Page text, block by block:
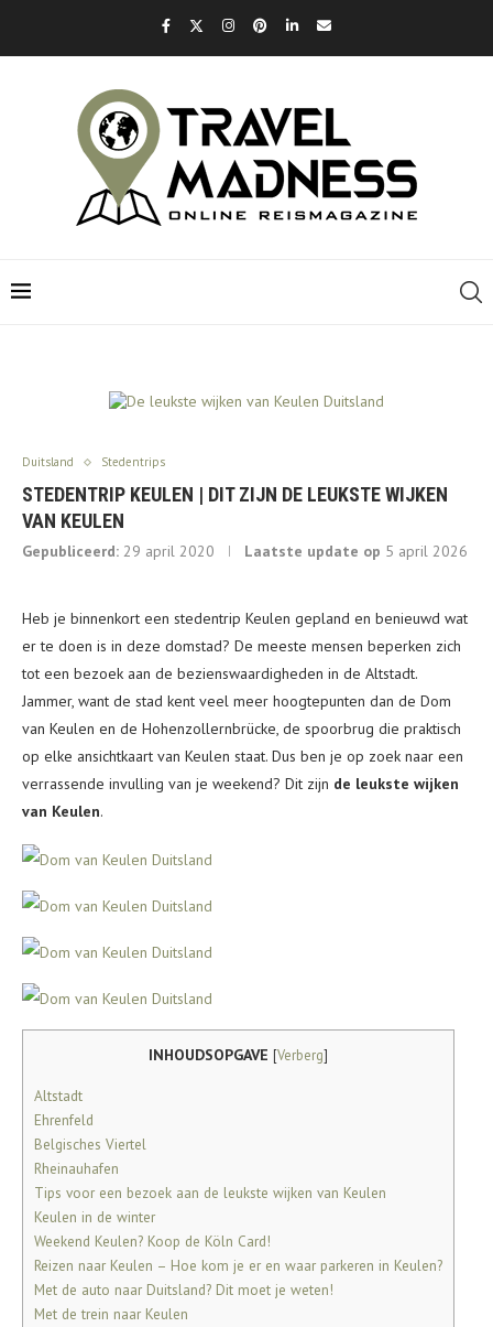
Duitsland Stedentrips
STEDENTRIP KEULEN | DIT ZIJN DE LEUKSTE WIJKEN
VAN KEULEN
Gepubliceerd: 29 april 2020 Laatste update op 5 april 2026
Heb je binnenkort een stedentrip Keulen gepland en benieuwd wat
er te doen is in deze domstad? De meeste mensen beperken zich
tot een bezoek aan de bezienswaardigheden in de Altstadt.
Jammer, want de stad kent veel meer hoogtepunten dan de Dom
van Keulen en de Hohenzollernbrücke, de spoorbrug die praktisch
op elke ansichtkaart van Keulen staat. Dus ben je op zoek naar een
verrassende invulling van je weekend? Dit zijn de leukste wijken
van Keulen.
INHOUDSOPGAVE [Verberg]
Altstadt
Ehrenfeld
Belgisches Viertel
Rheinauhafen
Tips voor een bezoek aan de leukste wijken van Keulen
Keulen in de winter
Weekend Keulen? Koop de Köln Card!
Reizen naar Keulen – Hoe kom je er en waar parkeren in Keulen?
Met de auto naar Duitsland? Dit moet je weten!
Met de trein naar Keulen